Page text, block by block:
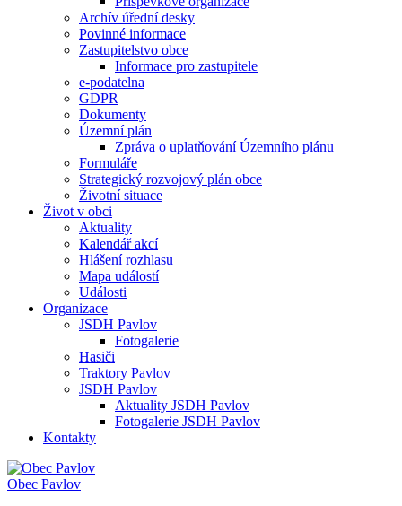
Archív úřední desky
Povinné informace
Zastupitelstvo obce
Informace pro zastupitele
e-podatelna
GDPR
Dokumenty
Územní plán
Zpráva o uplatňování Územního plánu
Formuláře
Strategický rozvojový plán obce
Životní situace
Život v obci
Aktuality
Kalendář akcí
Hlášení rozhlasu
Mapa událostí
Události
Organizace
JSDH Pavlov
Fotogalerie
Hasiči
Traktory Pavlov
JSDH Pavlov
Aktuality JSDH Pavlov
Fotogalerie JSDH Pavlov
Kontakty
Obec Pavlov